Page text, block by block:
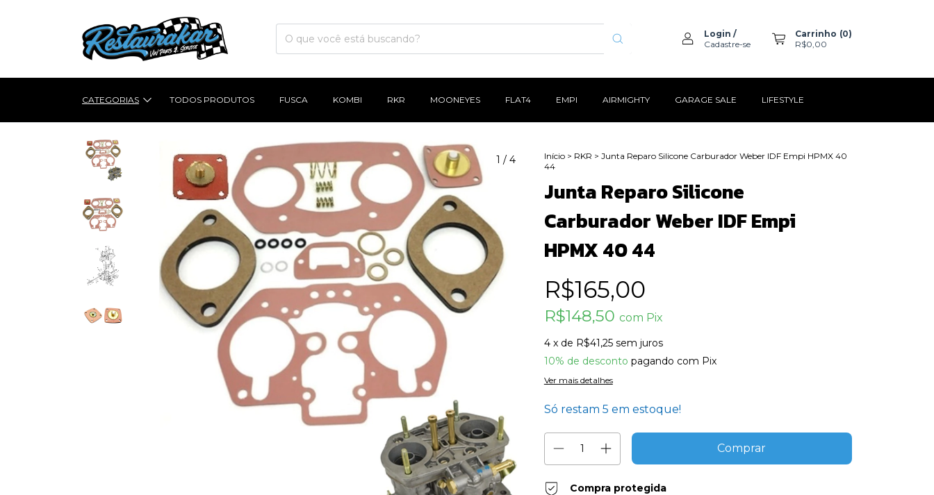
Login /
Cadastre-se
Carrinho (0)
R$0,00
CATEGORIAS TODOS PRODUTOS FUSCA KOMBI RKR MOONEYES FLAT4 EMPI AIRMIGHTY GARAGE SALE LIFESTYLE
1 / 4 Início > RKR > Junta Reparo Silicone Carburador Weber IDF Empi HPMX 40
44
Junta Reparo Silicone
Carburador Weber IDF Empi
HPMX 40 44
R$165,00
R$148,50 com Pix
4 x de R$41,25 sem juros
10% de desconto pagando com Pix
Ver mais detalhes
Só restam 5 em estoque!
Compra protegida